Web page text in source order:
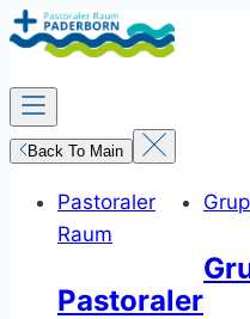
Zum
Inhalt
springen
Back To Main
Pastoraler
Raum
Pastoraler